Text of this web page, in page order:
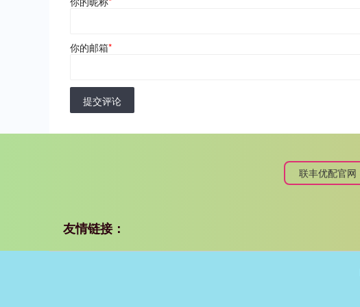
你的邮箱*
提交评论
联丰优配官网
友情链接：